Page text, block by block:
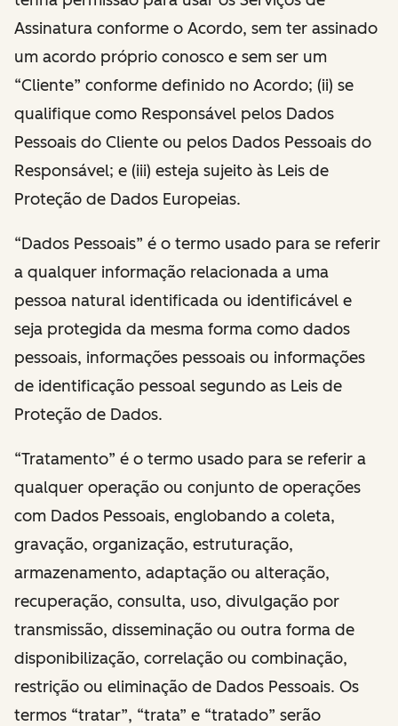
Assinatura conforme o Acordo, sem ter assinado
um acordo próprio conosco e sem ser um
“Cliente” conforme definido no Acordo; (ii) se
qualifique como Responsável pelos Dados
Pessoais do Cliente ou pelos Dados Pessoais do
Responsável; e (iii) esteja sujeito às Leis de
Proteção de Dados Europeias.
“Dados Pessoais” é o termo usado para se referir
a qualquer informação relacionada a uma
pessoa natural identificada ou identificável e
seja protegida da mesma forma como dados
pessoais, informações pessoais ou informações
de identificação pessoal segundo as Leis de
Proteção de Dados.
“Tratamento” é o termo usado para se referir a
qualquer operação ou conjunto de operações
com Dados Pessoais, englobando a coleta,
gravação, organização, estruturação,
armazenamento, adaptação ou alteração,
recuperação, consulta, uso, divulgação por
transmissão, disseminação ou outra forma de
disponibilização, correlação ou combinação,
restrição ou eliminação de Dados Pessoais. Os
termos “tratar”, “trata” e “tratado” serão